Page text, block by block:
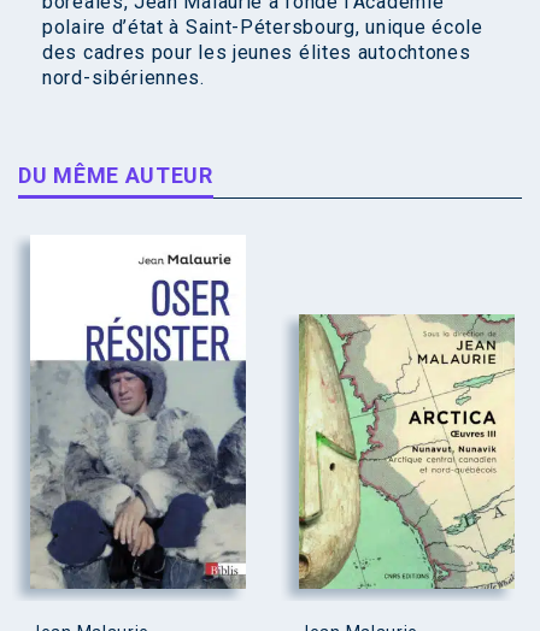
polaire d’état à Saint-Pétersbourg, unique école
des cadres pour les jeunes élites autochtones
nord-sibériennes.
DU MÊME AUTEUR